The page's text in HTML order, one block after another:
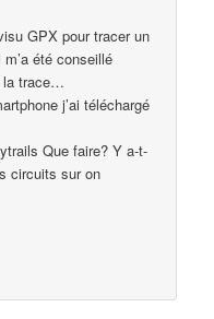
GPX pour tracer un
été conseillé
la trace…
j’ai téléchargé
Que faire? Y a-t-
circuits sur on